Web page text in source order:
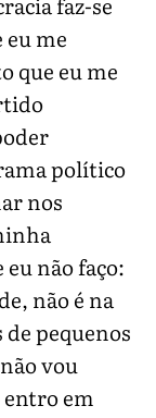
eu me
que eu me
político
nos
não faço:
não é na
de pequenos
vou
entro em